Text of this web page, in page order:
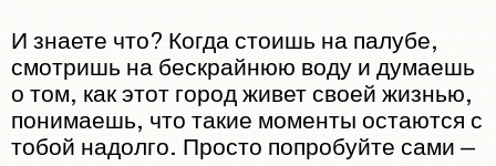
И знаете что? Когда стоишь на палубе,
смотришь на бескрайнюю воду и думаешь
о том, как этот город живет своей жизнью,
понимаешь, что такие моменты остаются с
тобой надолго. Просто попробуйте сами —